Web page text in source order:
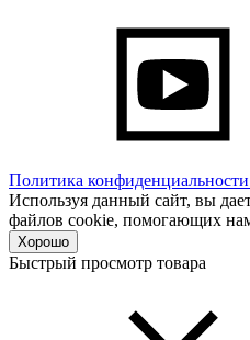
Политика конфиденциальности
Используя данный сайт, вы
файлов cookie, помогающих нам
Хорошо
Быстрый просмотр товара